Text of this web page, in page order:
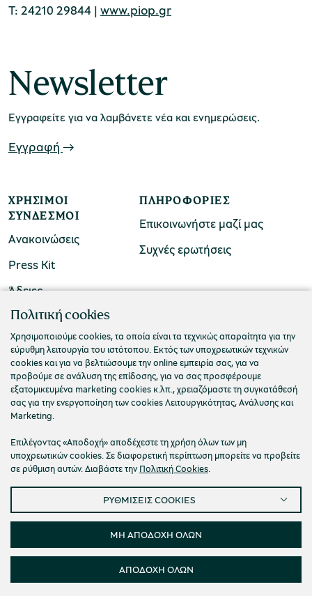
Τ: 24210 29844 | www.piop.gr
Newsletter
Εγγραφείτε για να λαμβάνετε νέα και ενημερώσεις.
Εγγραφή
ΧΡΉΣΙΜΟΙ
ΣΎΝΔΕΣΜΟΙ
Ανακοινώσεις
Press Kit
Άδειες
ΠΛΗΡΟΦΟΡΊΕΣ
Επικοινωνήστε μαζί μας
Συχνές ερωτήσεις
ΠΟΛΙΤΙΣΤΙΚΟ ΙΔΡΥΜΑ ΟΜΙΛΟΥ ΠΕΙΡΑΙΩΣ
Τ. 210 3256922
Ε. info@piop.gr
ΣΥΝΔΕΘΕΙΤΕ ΜΑΖΙ ΜΑΣ
© 2026 Πολιτιστικό Ίδρυμα Ομίλου Πειραιώς
Πολιτική απορρήτου Όροι χρήσης
Cookies
Ρυθμίσεις Cookies
Προσβασιμότητα
Πολιτική cookies
Χρησιμοποιούμε cookies, τα οποία είναι τα τεχνικώς απαραίτητα για την
εύρυθμη λειτουργία του ιστότοπου. Εκτός των υποχρεωτικών τεχνικών
cookies και για να βελτιώσουμε την online εμπειρία σας, για να
προβούμε σε ανάλυση της επίδοσης, για να σας προσφέρουμε
εξατομικευμένα marketing cookies κ.λπ., χρειαζόμαστε τη συγκατάθεσή
σας για την ενεργοποίηση των cookies Λειτουργικότητας, Ανάλυσης και
Marketing.
Επιλέγοντας «Αποδοχή» αποδέχεστε τη χρήση όλων των μη
υποχρεωτικών cookies. Σε διαφορετική περίπτωση μπορείτε να προβείτε
σε ρύθμιση αυτών. Διαβάστε την Πολιτική Cookies.
ΡΥΘΜΙΣΕΙΣ COOKIES
ΜΗ ΑΠΟΔΟΧΗ ΟΛΩΝ
ΑΠΟΔΟΧΗ ΟΛΩΝ